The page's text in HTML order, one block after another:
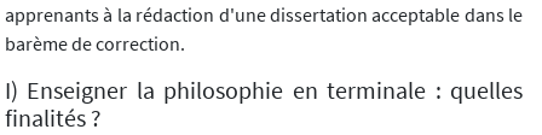
apprenants à la rédaction d'une dissertation acceptable dans le
barème de correction.
I) Enseigner la philosophie en terminale : quelles
finalités ?